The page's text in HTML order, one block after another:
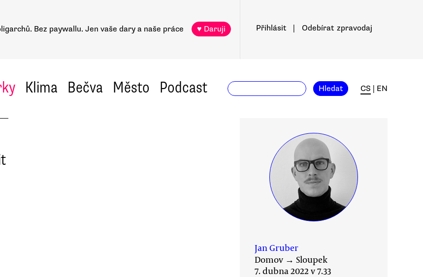
Bez paywallu. Jen vaše dary a naše práce ♥ Daruji Přihlásit Odebírat zpravodaj
Klima Bečva Město Podcast Hledat CS EN
Jan Gruber
Domov → Sloupek
7. dubna 2022 v 7.33